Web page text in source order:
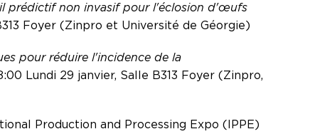
prédictif non invasif pour l'éclosion d'œufs
Foyer (Zinpro et Université de Géorgie)
pour réduire l'incidence de la
Lundi 29 janvier, Salle B313 Foyer (Zinpro,
Production and Processing Expo (IPPE)